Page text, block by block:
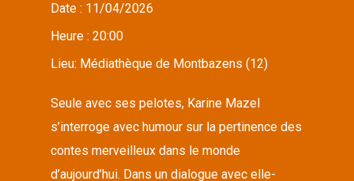
Date : 11/04/2026
Heure :20:00
Lieu: Médiathèque de Montbazens (12)
Seule avec ses pelotes, Karine Mazel
s’interroge avec humour sur la pertinence des
contes merveilleux dans le monde
d’aujourd’hui. Dans un dialogue avec elle-